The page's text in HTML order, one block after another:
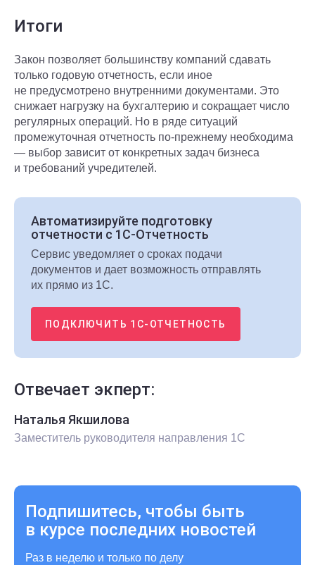
Итоги
Закон позволяет большинству компаний сдавать
только годовую отчетность, если иное
не предусмотрено внутренними документами. Это
снижает нагрузку на бухгалтерию и сокращает число
регулярных операций. Но в ряде ситуаций
промежуточная отчетность по-прежнему необходима
— выбор зависит от конкретных задач бизнеса
и требований учредителей.
Автоматизируйте подготовку
отчетности с 1С-Отчетность
Сервис уведомляет о сроках подачи
документов и дает возможность отправлять
их прямо из 1С.
ПОДКЛЮЧИТЬ 1С-ОТЧЕТНОСТЬ
Отвечает экперт:
Наталья Якшилова
Заместитель руководителя направления 1С
Подпишитесь, чтобы быть
в курсе последних новостей
Раз в неделю и только по делу